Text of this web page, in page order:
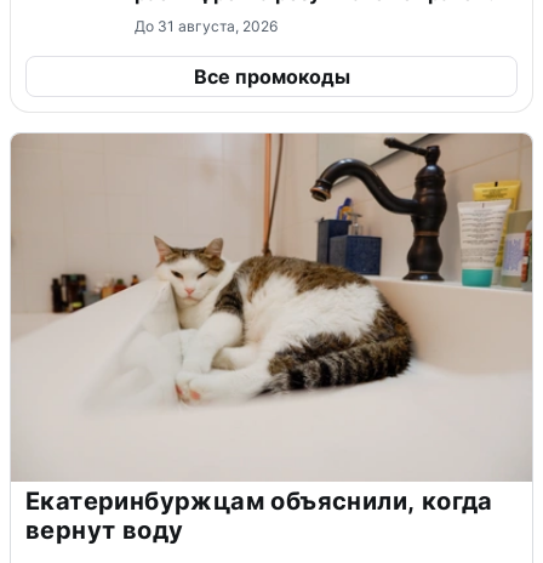
До 31 августа, 2026
Все промокоды
Екатеринбуржцам объяснили, когда
вернут воду